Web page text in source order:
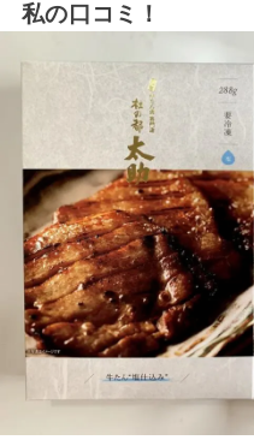
私の口コミ！